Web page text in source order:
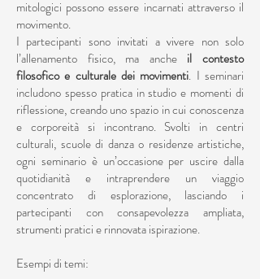
mitologici possono essere incarnati attraverso il
movimento.
I partecipanti sono invitati a vivere non solo
l’allenamento fisico, ma anche il contesto
filosofico e culturale dei movimenti. I seminari
includono spesso pratica in studio e momenti di
riflessione, creando uno spazio in cui conoscenza
e corporeità si incontrano. Svolti in centri
culturali, scuole di danza o residenze artistiche,
ogni seminario è un’occasione per uscire dalla
quotidianità e intraprendere un viaggio
concentrato di esplorazione, lasciando i
partecipanti con consapevolezza ampliata,
strumenti pratici e rinnovata ispirazione.
Esempi di temi: